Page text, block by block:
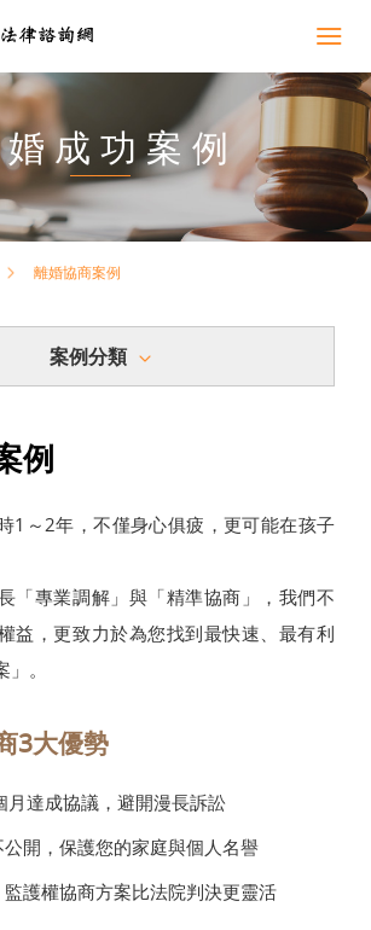
成功案例
離婚協商案例
案例分類
例
1～2年，不僅身心俱疲，更可能在孩子
「專業調解」與「精準協商」，我們不
益，更致力於為您找到最快速、最有利
。
3大優勢
月達成協議，避開漫長訴訟
開，保護您的家庭與個人名譽
護權協商方案比法院判決更靈活